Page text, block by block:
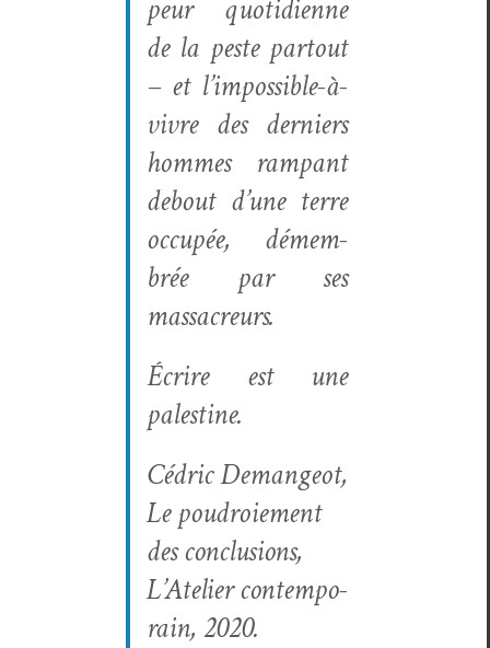
peur quo­ti­di­enne
de la peste partout
– et l’impossible-à-
vivre des derniers
hommes ram­pant
debout d’une terre
occupée, démem­
brée par ses
massacreurs.
Écrire est une
palestine.
Cédric Deman­geot,
Le poudroiement
des con­clu­sions,
L’Atelier con­tem­po­
rain, 2020.